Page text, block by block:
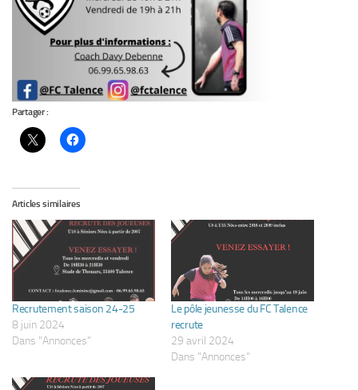
Partager :
Articles similaires
Recrutement saison 24-25
8 juin 2024
Dans "Annonces"
Le pôle jeunesse du FC Talence
recrute
29 avril 2024
Dans "Annonces"